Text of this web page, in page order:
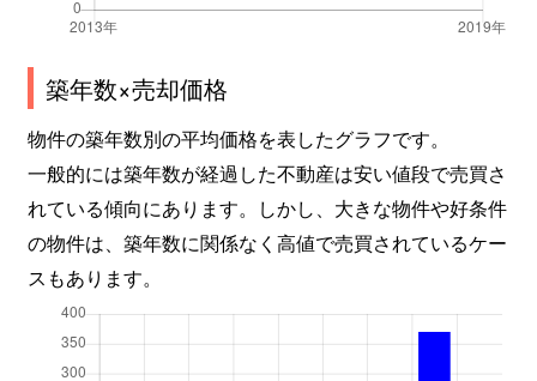
築年数×売却価格
物件の築年数別の平均価格を表したグラフです。
一般的には築年数が経過した不動産は安い値段で売買さ
れている傾向にあります。しかし、大きな物件や好条件
の物件は、築年数に関係なく高値で売買されているケー
スもあります。